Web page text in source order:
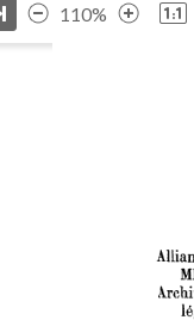
110%